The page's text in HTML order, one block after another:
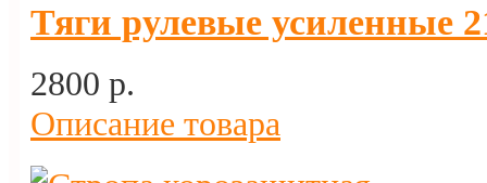
Тяги рулевые усиленные
2800 p.
Описание товара